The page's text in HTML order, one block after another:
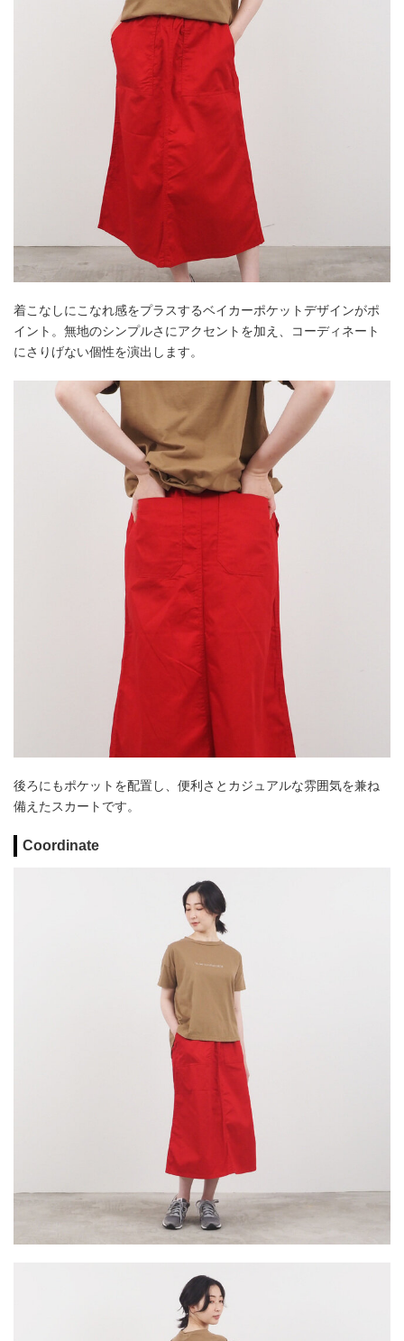
着こなしにこなれ感をプラスするベイカーポケットデザインがポ
イント。無地のシンプルさにアクセントを加え、コーディネート
にさりげない個性を演出します。
後ろにもポケットを配置し、便利さとカジュアルな雰囲気を兼ね
備えたスカートです。
Coordinate